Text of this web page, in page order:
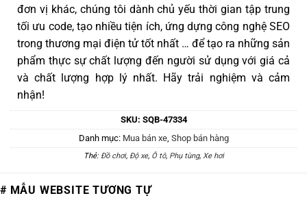
đơn vị khác, chúng tôi dành chủ yếu thời gian tập trung
tối ưu code, tạo nhiều tiện ích, ứng dựng công nghệ SEO
trong thương mại điện tử tốt nhất … để tạo ra những sản
phẩm thực sự chất lượng đến người sử dụng với giá cả
và chất lượng hợp lý nhất. Hãy trải nghiệm và cảm
nhận!
SKU: SQB-47334
Danh mục: Mua bán xe, Shop bán hàng
Thẻ: Đồ chơi, Độ xe, Ô tô, Phụ tùng, Xe hơi
# MẪU WEBSITE TƯƠNG TỰ